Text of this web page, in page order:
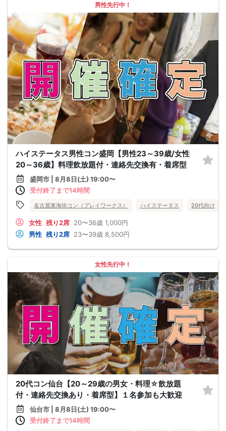
男性先行中！
ハイステータス男性コン盛岡【男性23～39歳/女性
20～36歳】料理飲放題付・連絡先交換有・着席型
盛岡市 | 8月8日(土) 19:00〜
受付終了まで14時間
名古屋東海街コン（プレイワークス） ハイステータス 20代向け
女性 残り2席 20〜36歳 1,000円
男性 残り2席 23〜39歳 8,500円
女性先行中！
20代コン仙台【20～29歳の男女・料理☆飲放題
付・連絡先交換あり・着席型】１名参加も大歓迎
仙台市 | 8月8日(土) 19:00〜
受付終了まで14時間